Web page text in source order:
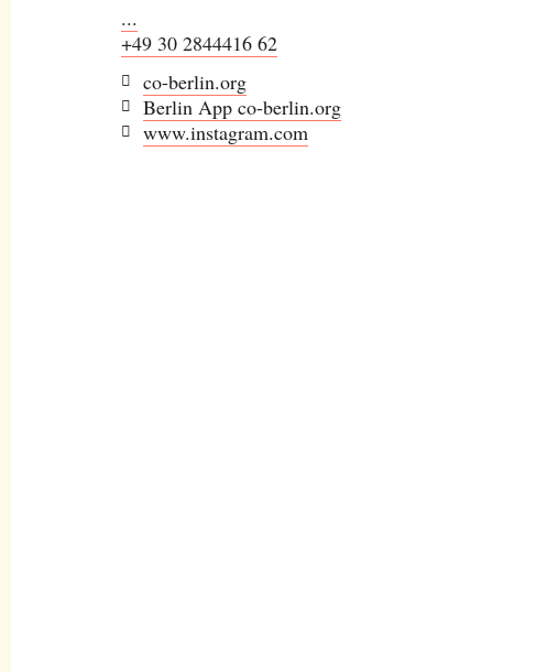
...
+49 30 2844416 62
co-berlin.org
Berlin App co-berlin.org
www.instagram.com